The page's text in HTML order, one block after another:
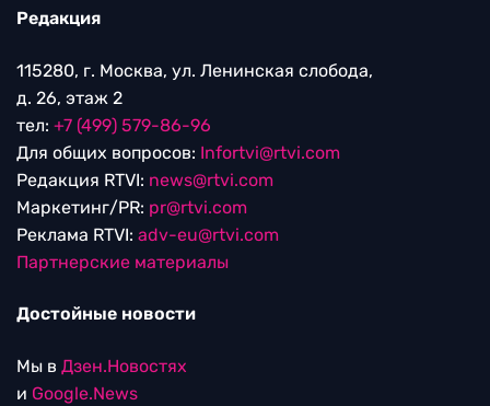
Редакция
115280, г. Москва, ул. Ленинская слобода,
д. 26, этаж 2
тел: +7 (499) 579-86-96
Для общих вопросов: Infortvi@rtvi.com
Редакция RTVI: news@rtvi.com
Маркетинг/PR: pr@rtvi.com
Реклама RTVI: adv-eu@rtvi.com
Партнерские материалы
Достойные новости
Мы в Дзен.Новостях
и Google.News